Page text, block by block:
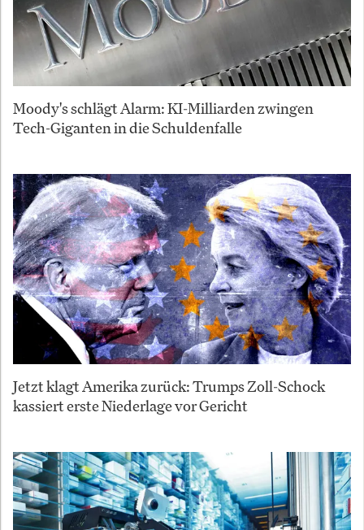
Moody's schlägt Alarm: KI-Milliarden zwingen
Tech-Giganten in die Schuldenfalle
Jetzt klagt Amerika zurück: Trumps Zoll-Schock
kassiert erste Niederlage vor Gericht